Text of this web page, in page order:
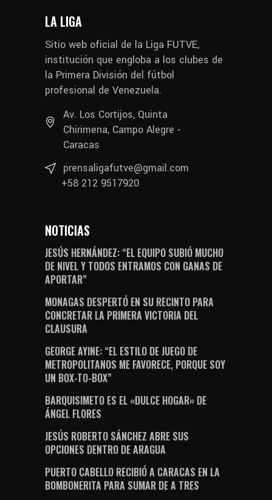
LA LIGA
Sitio web oficial de la Liga FUTVE,
institución que engloba a los clubes de
la Primera División del fútbol
profesional de Venezuela.
Av. Los Cortijos, Quinta
Chirimena, Campo Alegre -
Caracas
prensaligafutve@gmail.com
+58 212 9517920
NOTICIAS
JESÚS HERNÁNDEZ: “EL EQUIPO SUBIÓ MUCHO
DE NIVEL Y TODOS ENTRAMOS CON GANAS DE
APORTAR”
MONAGAS DESPERTÓ EN SU RECINTO PARA
CONCRETAR LA PRIMERA VICTORIA DEL
CLAUSURA
GEORGE AYINE: “EL ESTILO DE JUEGO DE
METROPOLITANOS ME FAVORECE, PORQUE SOY
UN BOX-TO-BOX”
BARQUISIMETO ES EL «DULCE HOGAR» DE
ÁNGEL FLORES
JESÚS ROBERTO SÁNCHEZ ABRE SUS
OPCIONES DENTRO DE ARAGUA
PUERTO CABELLO RECIBIÓ A CARACAS EN LA
BOMBONERITA PARA SUMAR DE A TRES